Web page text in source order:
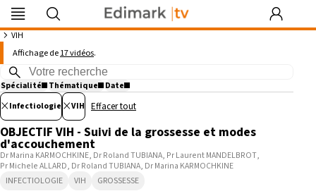
Formation
vous by Curie
Se souvenir de moi
Identifiant ou mot de passe oublié
Besoin d'aide ?
VIH
Thème : “ VIH ”
Affichage de17 vidéos.
Spécialité Thématique
Date
Lun Mar Mer Jeu Ven Sam
×Infectiologie×VIH Effacer tout
OBJECTIF VIH - Suivi de la grossesse et modes
d'accouchement
Dr Marina KARMOCHKINE Dr Roland TUBIANA Pr Laurent MANDELBROT
Pr Michele ALLARD Dr Roland TUBIANA Dr Marina KARMOCHKINE
INFECTIOLOGIE
VIH GROSSESSE